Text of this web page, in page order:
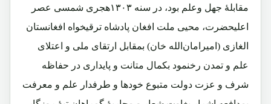
مقابلۀ جهل وعلم بود، در سنه ١٣٠٣هجری شمسی عصر
اعلیحضرت، محیی ملت افغان پادشاه ترقیخواه افغانستان
الغازی (امیرامان‌الله خان) بمقابل ارتقای ملی و اعتلای
علم و تمدن رخنمود بکمال متانت و پایداری در حفاظه
شرف و عزت دولت متبوع خودها و طرفدار علم و معرفت